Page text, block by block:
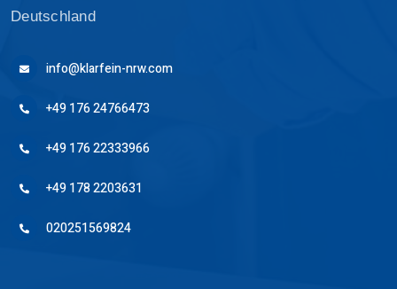
Deutschland
info@klarfein-nrw.com
+49 176 24766473
+49 176 22333966
+49 178 2203631
020251569824